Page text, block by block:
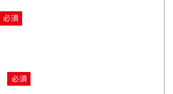
必須
必須